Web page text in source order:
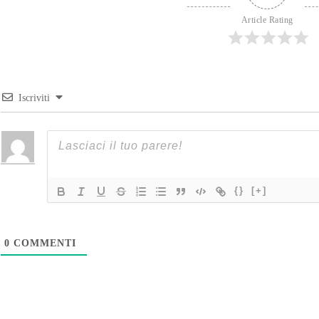
Article Rating
Iscriviti
{} [+]
0 COMMENTI